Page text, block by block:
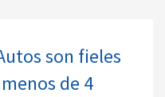
son fieles
de 4